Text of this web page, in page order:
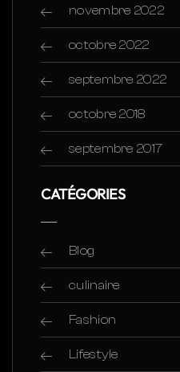
novembre 2022
octobre 2022
septembre 2022
octobre 2018
septembre 2017
CATÉGORIES
Blog
culinaire
Fashion
Lifestyle